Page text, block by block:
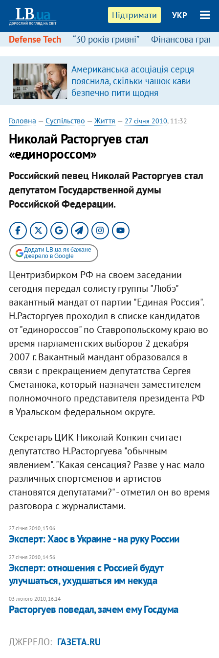
Підтримати УКР
Defense Tech “30 років гривні” Фінансова
Американська асоціація серця
пояснила, скільки чашок кави
безпечно пити щодня
Головна — Суспільство — Життя — 27 січня 2010, 11:32
Николай Расторгуев стал
«единороссом»
Российский певец Николай Расторгуев стал
депутатом Государственной думы
Российской Федерации.
Додати LB.ua як бажане
джерело в Google
Центризбирком РФ на своем заседании
сегодня передал солисту группы "Любэ"
вакантный мандат от партии "Единая Россия".
Н.Расторгуев проходил в списке кандидатов
от "единороссов" по Ставропольскому краю во
время парламентских выборов 2 декабря
2007 г. Вакантный мандант образовался в
связи с прекращением депутатства Сергея
Сметанюка, который назначен заместителем
полномочного представителя президента РФ
в Уральском федеральном округе.
Секретарь ЦИК Николай Конкин считает
депутатство Н.Расторгуева "обычным
явлением". "Какая сенсация? Разве у нас мало
различных спортсменов и артистов
становятся депутатами?" - отметил он во время
разговора с журналистами.
27 січня 2010, 13:06
Эксперт: Хаос в Украине - на руку России
27 січня 2010, 14:56
Эксперт: отношения с Россией будут
улучшаться, ухудшаться им некуда
03 лютого 2010, 16:14
Расторгуев поведал, зачем ему Госдума
ДЖЕРЕЛО: ГАЗЕТА.RU